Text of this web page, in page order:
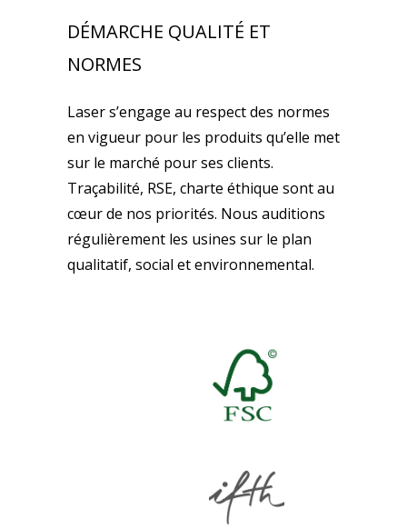
DÉMARCHE QUALITÉ ET
NORMES
Laser s’engage au respect des normes
en vigueur pour les produits qu’elle met
sur le marché pour ses clients.
Traçabilité, RSE, charte éthique sont au
cœur de nos priorités. Nous auditions
régulièrement les usines sur le plan
qualitatif, social et environnemental.